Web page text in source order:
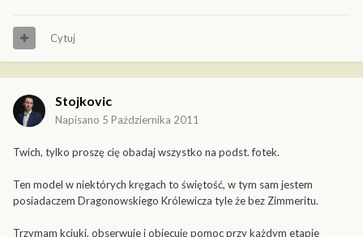
Cytuj
Stojkovic
Napisano 5 Października 2011
Twich, tylko proszę cię obadaj wszystko na podst. fotek.
Ten model w niektórych kręgach to świętość, w tym sam jestem
posiadaczem Dragonowskiego Królewicza tyle że bez Zimmeritu.
Trzymam kciuki, obserwuje i obiecuję pomoc przy każdym etapie